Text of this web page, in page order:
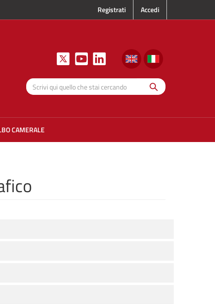
Registrati Accedi
stai
Cerca
CAMERALE